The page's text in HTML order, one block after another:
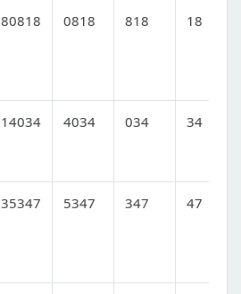
80818 0818 818 18
14034 4034 034 34
35347 5347 347 47